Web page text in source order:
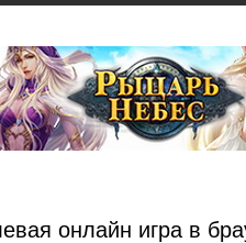
онлайн игра в